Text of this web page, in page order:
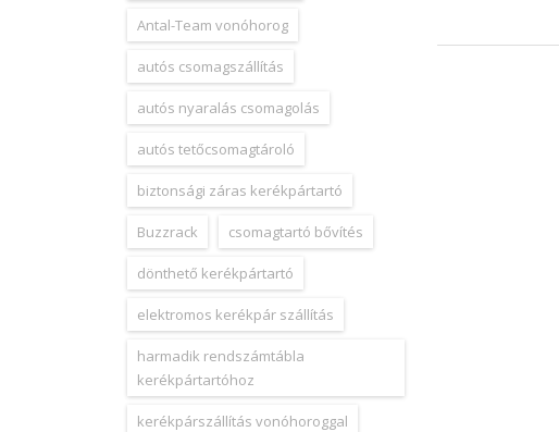
Antal-Team vonóhorog
autós csomagszállítás
autós nyaralás csomagolás
autós tetőcsomagtároló
biztonsági záras kerékpártartó
Buzzrack csomagtartó bővítés
dönthető kerékpártartó
elektromos kerékpár szállítás
harmadik rendszámtábla
kerékpártartóhoz
kerékpárszállítás vonóhoroggal